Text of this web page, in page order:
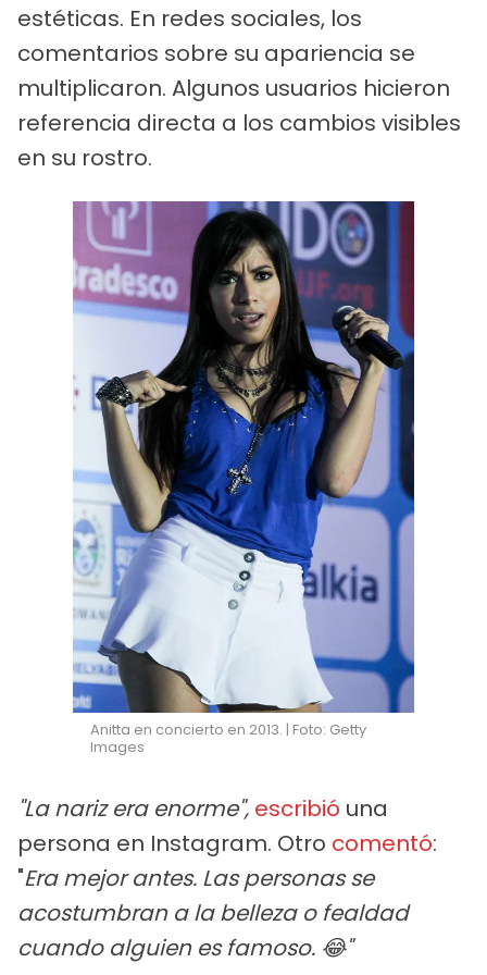
estéticas. En redes sociales, los
comentarios sobre su apariencia se
multiplicaron. Algunos usuarios hicieron
referencia directa a los cambios visibles
en su rostro.
Anitta en concierto en 2013. | Foto: Getty
Images
"La nariz era enorme", escribió una
persona en Instagram. Otro comentó:
"Era mejor antes. Las personas se
acostumbran a la belleza o fealdad
cuando alguien es famoso. 😂"